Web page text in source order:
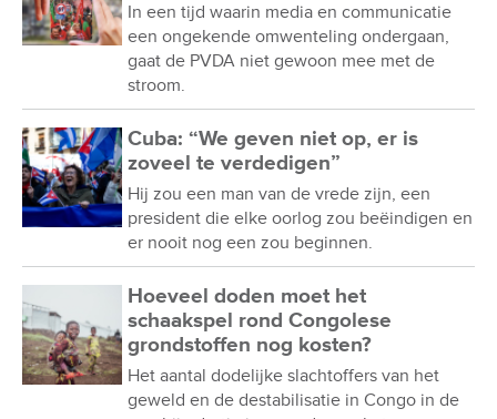
In een tijd waarin media en communicatie
een ongekende omwenteling ondergaan,
gaat de PVDA niet gewoon mee met de
stroom.
Cuba: “We geven niet op, er is
zoveel te verdedigen”
Hij zou een man van de vrede zijn, een
president die elke oorlog zou beëindigen en
er nooit nog een zou beginnen.
Hoeveel doden moet het
schaakspel rond Congolese
grondstoffen nog kosten?
Het aantal dodelijke slachtoffers van het
geweld en de destabilisatie in Congo in de